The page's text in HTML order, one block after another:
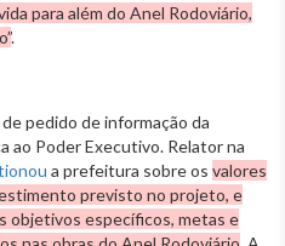
para além do Anel Rodoviário,
.
pedido de informação da
ao Poder Executivo. Relator na
a prefeitura sobre os valores
previsto no projeto, e
objetivos específicos, metas e